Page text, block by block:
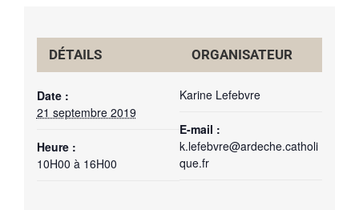
DÉTAILS
Date :
21 septembre 2019
Heure :
10H00 à 16H00
ORGANISATEUR
Karine Lefebvre
E-mail :
k.lefebvre@ardeche.catholi
que.fr